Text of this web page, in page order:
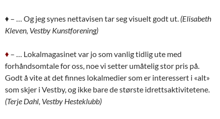
♦ – … Og jeg synes nettavisen tar seg visuelt godt ut. (Elisabeth
Kleven, Vestby Kunstforening)
♦ – … Lokalmagasinet var jo som vanlig tidlig ute med
forhåndsomtale for oss, noe vi setter umåtelig stor pris på.
Godt å vite at det finnes lokalmedier som er interessert i «alt»
som skjer i Vestby, og ikke bare de største idrettsaktivitetene.
(Terje Dahl, Vestby Hesteklubb)